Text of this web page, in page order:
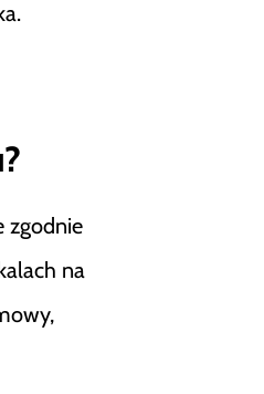
zgodnie
na